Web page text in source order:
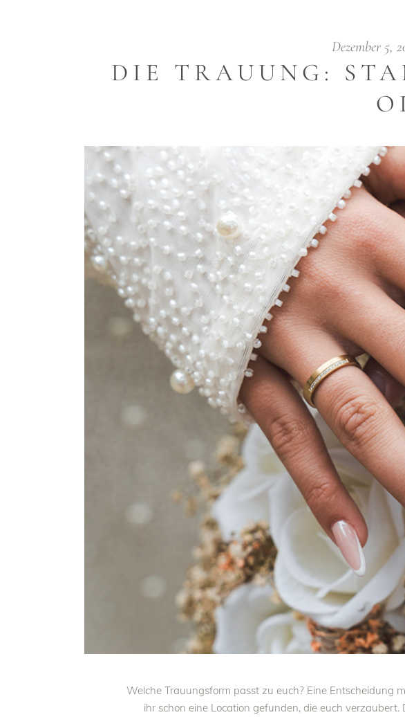
Dezember 5,
DIE TRAUUNG:
Welche Trauungsform passt zu euch? Eine Entscheidung
ihr schon eine Location gefunden, die euch